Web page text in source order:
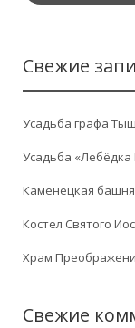
Свежие
Усадьба графа
Усадьба «Лебёдка
Каменецкая башня
Костел Святого
Храм
Свежие